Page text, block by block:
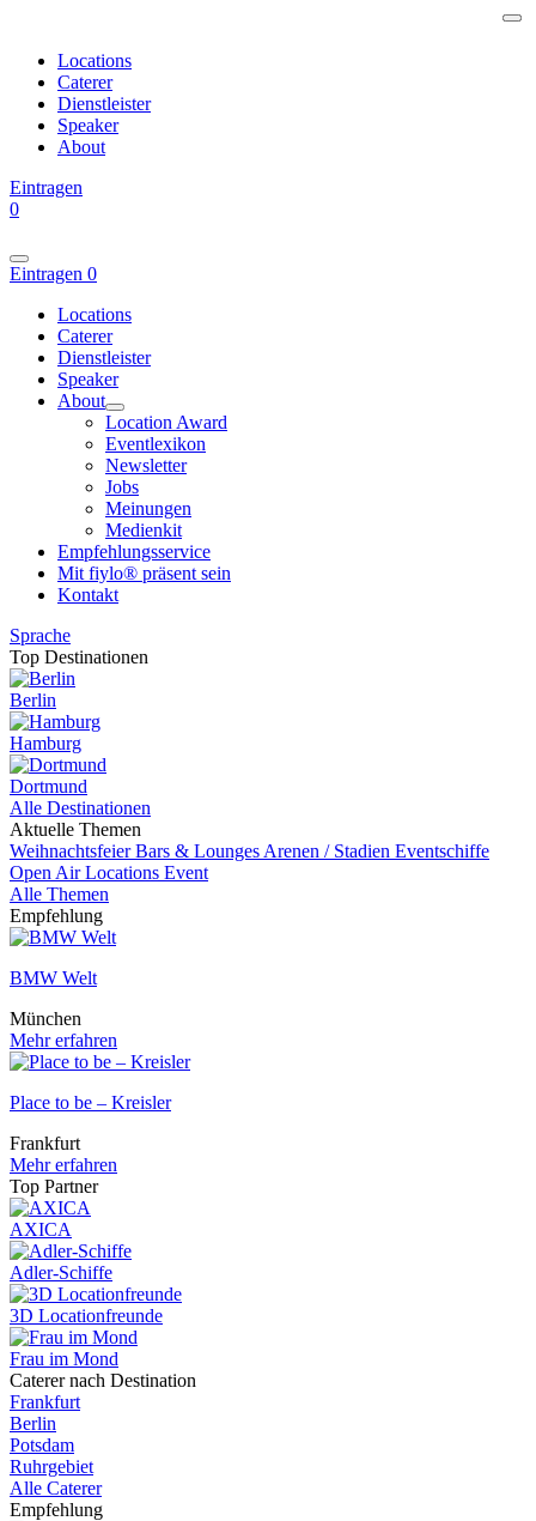
Locations
Caterer
Dienstleister
Speaker
About
Eintragen
0
Eintragen 0
Locations
Caterer
Dienstleister
Speaker
About
Location Award
Eventlexikon
Newsletter
Jobs
Meinungen
Medienkit
Empfehlungsservice
Mit fiylo® präsent sein
Kontakt
Sprache
Top Destinationen
Berlin
Hamburg
Dortmund
Alle Destinationen
Aktuelle Themen
WeihnachtsfeierBars & Lounges Arenen / Stadien Eventschiffe
Open Air Locations Event
Alle Themen
Empfehlung
BMW Welt
München
Mehr erfahren
Place to be – Kreisler
Frankfurt
Mehr erfahren
Top Partner
AXICA
Adler-Schiffe
3D Locationfreunde
Frau im Mond
Caterer nach Destination
Frankfurt
Berlin
Potsdam
Ruhrgebiet
Alle Caterer
Empfehlung